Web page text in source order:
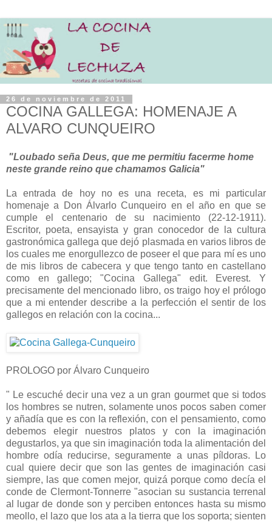
26 de noviembre de 2011
COCINA GALLEGA: HOMENAJE A
ALVARO CUNQUEIRO
"Loubado seña Deus, que me permitiu facerme home
neste grande reino que chamamos Galicia"
La entrada de hoy no es una receta, es mi particular
homenaje a Don Álvarlo Cunqueiro en el año en que se
cumple el centenario de su nacimiento (22-12-1911).
Escritor, poeta, ensayista y gran conocedor de la cultura
gastronómica gallega que dejó plasmada en varios libros de
los cuales me enorgullezco de poseer el que para mí es uno
de mis libros de cabecera y que tengo tanto en castellano
como en gallego; "Cocina Gallega" edit. Everest. Y
precisamente del mencionado libro, os traigo hoy el prólogo
que a mi entender describe a la perfección el sentir de los
gallegos en relación con la cocina...
PROLOGO por Álvaro Cunqueiro
" Le escuché decir una vez a un gran gourmet que si todos
los hombres se nutren, solamente unos pocos saben comer
y añadía que es con la reflexión, con el pensamiento, como
debemos elegir nuestros platos y con la imaginación
degustarlos, ya que sin imaginación toda la alimentación del
hombre odía reducirse, seguramente a unas píldoras. Lo
cual quiere decir que son las gentes de imaginación casi
siempre, las que comen mejor, quizá porque como decía el
conde de Clermont-Tonnerre "asocian su sustancia terrenal
al lugar de donde son y perciben entonces hasta su mismo
meollo, el lazo que los ata a la tierra que los soporta; sienten